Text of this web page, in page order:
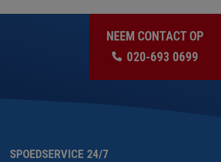
NEEM CONTACT OP
020-693 0699
SPOEDSERVICE 24/7